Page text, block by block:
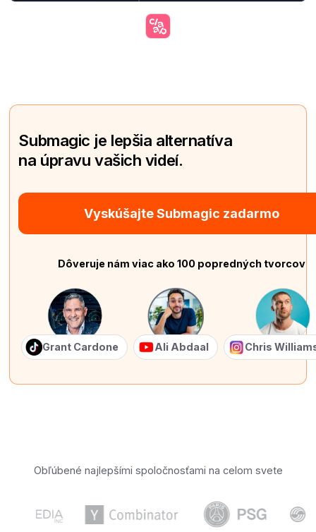
Submagic je lepšia alternatíva
na úpravu vašich videí.
Vyskúšajte Submagic zadarmo
Dôveruje nám viac ako 100 popredných tvorcov
Grant Cardone Ali Abdaal Chris
Obľúbené najlepšími spoločnosťami na celom svete